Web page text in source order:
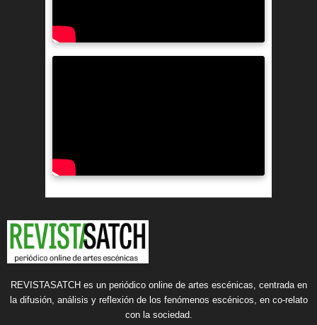
REVISTASATCH es un periódico online de artes escénicas, centrada en
la difusión, análisis y reflexión de los fenómenos escénicos, en co-relato
con la sociedad.